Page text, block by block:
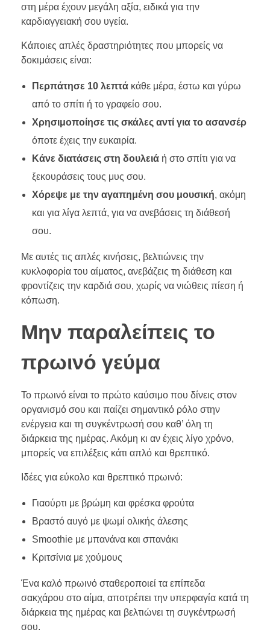
στη μέρα έχουν μεγάλη αξία, ειδικά για την
καρδιαγγειακή σου υγεία.
Κάποιες απλές δραστηριότητες που μπορείς να
δοκιμάσεις είναι:
Περπάτησε 10 λεπτάκάθε μέρα, έστω και γύρω
από το σπίτι ή το γραφείο σου.
Χρησιμοποίησε τις σκάλες αντί για το ασανσέρ
όποτε έχεις την ευκαιρία.
Κάνε διατάσεις στη δουλειάή στο σπίτι για να
ξεκουράσεις τους μυς σου.
Χόρεψε με την αγαπημένη σου μουσική, ακόμη
και για λίγα λεπτά, για να ανεβάσεις τη διάθεσή
σου.
Με αυτές τις απλές κινήσεις, βελτιώνεις την
κυκλοφορία του αίματος, ανεβάζεις τη διάθεση και
φροντίζεις την καρδιά σου, χωρίς να νιώθεις πίεση ή
κόπωση.
Μην παραλείπεις το
πρωινό γεύμα
Το πρωινό είναι το πρώτο καύσιμο που δίνεις στον
οργανισμό σου και παίζει σημαντικό ρόλο στην
ενέργεια και τη συγκέντρωσή σου καθ’ όλη τη
διάρκεια της ημέρας. Ακόμη κι αν έχεις λίγο χρόνο,
μπορείς να επιλέξεις κάτι απλό και θρεπτικό.
Ιδέες για εύκολο και θρεπτικό πρωινό:
Γιαούρτι με βρώμη και φρέσκα φρούτα
Βραστό αυγό με ψωμί ολικής άλεσης
Smoothie με μπανάνα και σπανάκι
Κριτσίνια με χούμους
Ένα καλό πρωινό σταθεροποιεί τα επίπεδα
σακχάρου στο αίμα, αποτρέπει την υπερφαγία κατά τη
διάρκεια της ημέρας και βελτιώνει τη συγκέντρωσή
σου.